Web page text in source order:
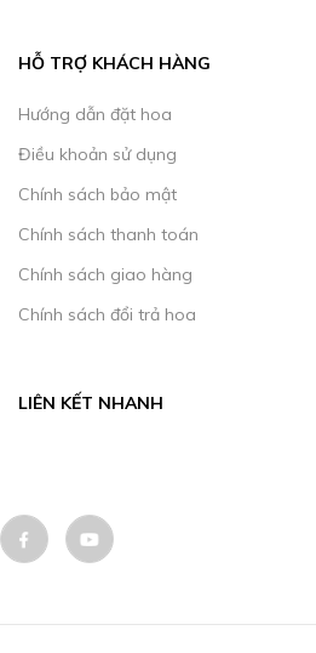
HỖ TRỢ KHÁCH HÀNG
Hướng dẫn đặt hoa
Điều khoản sử dụng
Chính sách bảo mật
Chính sách thanh toán
Chính sách giao hàng
Chính sách đổi trả hoa
LIÊN KẾT NHANH